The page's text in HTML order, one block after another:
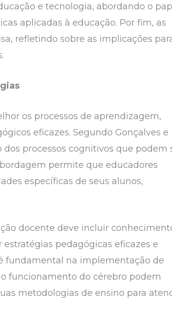
e tecnologia, abordando o
aplicadas à educação. Por fim, as
refletindo sobre as implicações
os processos de aprendizagem,
eficazes. Segundo Gonçalves e
processos cognitivos que podem
permite que educadores
específicas de seus alunos,
docente deve incluir
pedagógicas eficazes e
fundamental na implementação de
funcionamento do cérebro podem
metodologias de ensino para